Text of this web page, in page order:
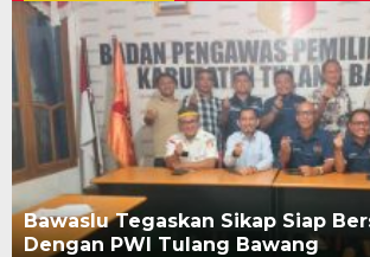
Bawaslu Tegaskan Sikap Siap
Dengan PWI Tulang Bawang